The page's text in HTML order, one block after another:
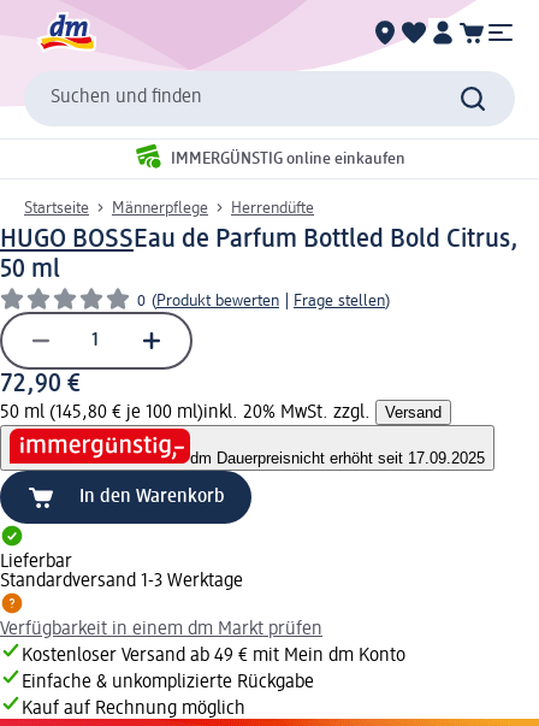
Suchen und finden
IMMERGÜNSTIG online einkaufen
Startseite Männerpflege Herrendüfte
HUGO BOSSEau de Parfum Bottled Bold Citrus,
50 ml
0 (Produkt bewerten Frage stellen)
72,90 €
50 ml (145,80 € je 100 ml)inkl. 20% MwSt. zzgl. Versand
dm Dauerpreisnicht erhöht seit 17.09.2025
In den Warenkorb
Lieferbar
Standardversand 1-3 Werktage
Verfügbarkeit in einem dm Markt prüfen
Kostenloser Versand ab 49 € mit Mein dm Konto
Einfache & unkomplizierte Rückgabe
Kauf auf Rechnung möglich